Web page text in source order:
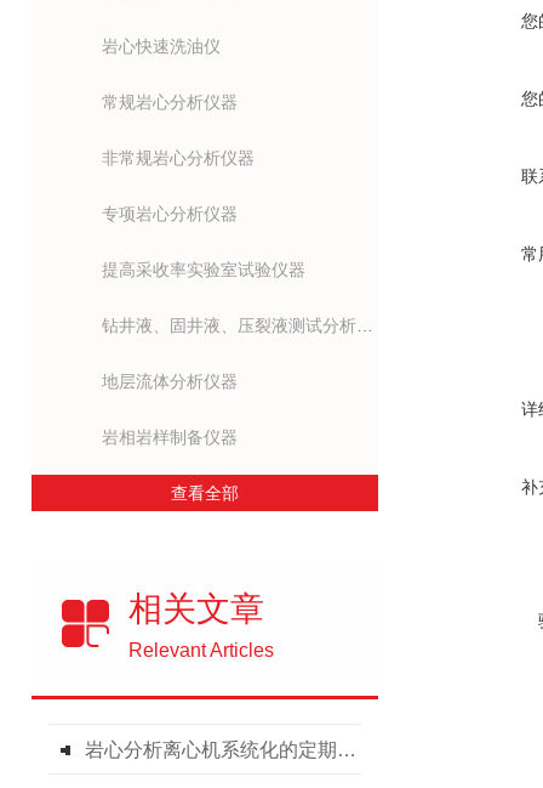
岩心快速洗油仪
常规岩心分析仪器
非常规岩心分析仪器
专项岩心分析仪器
提高采收率实验室试验仪器
地层流体分析仪器
岩相岩样制备仪器
查看全部
相关文章
Relevant Articles
岩心分析离心机系统化的定期保养方法分享
您
您
联
常
详
补